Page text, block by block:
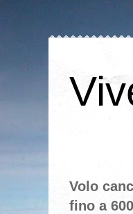
Volo
fino a